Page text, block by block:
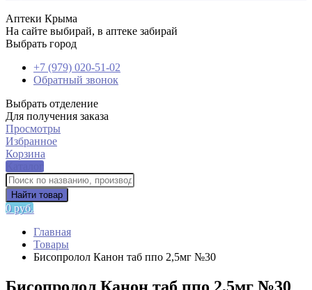
Аптеки Крыма
На сайте выбирай, в аптеке забирай
Выбрать город
+7 (979) 020-51-02
Обратный звонок
Выбрать отделение
Для получения заказа
Просмотры
Избранное
Корзина
Найти товар
0 руб.
Главная
Товары
Бисопролол Канон таб ппо 2,5мг №30